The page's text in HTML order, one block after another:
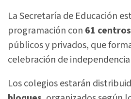
La Secretaría de Educación
programación con 61
públicos y privados, que
celebración de
Los colegios estarán